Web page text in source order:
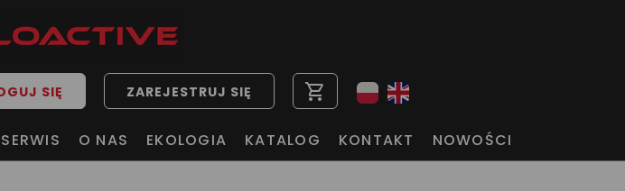
SIĘ ZAREJESTRUJ SIĘ shopping_cart
SERWIS O NAS EKOLOGIA KATALOG KONTAKT NOWOŚCI